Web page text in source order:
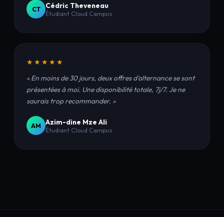
CT Cédric Theveneau
Étudiant Cloud Campus
★★★★★
« En moins de 30 jours, deux offres d'alternance se sont
présentées à moi. Une disponibilité totale, 7j/7. Je ne
saurais trop recommander. »
AM Azim-dine Mze Ali
Étudiant Cloud Campus